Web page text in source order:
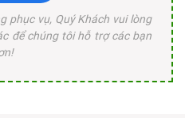
phục vụ, Quý Khách vui lòng
để chúng tôi hỗ trợ các bạn